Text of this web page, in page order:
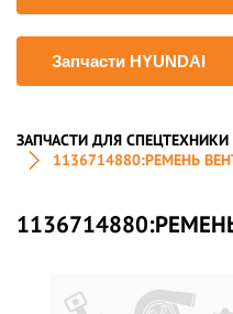
Запчасти HYUNDAI
ЗАПЧАСТИ ДЛЯ СПЕЦТЕХНИКИ
1136714880:РЕМЕНЬ